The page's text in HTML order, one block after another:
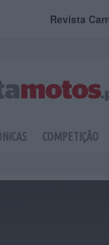
Revista
COMPETIÇÃO